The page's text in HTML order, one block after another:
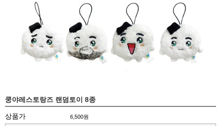
쿵야레스토랑즈 랜덤토이 8종
상품가 6,500원